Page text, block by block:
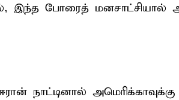
இந்த போரைத் மனசாட்சியால்
நாட்டினால்